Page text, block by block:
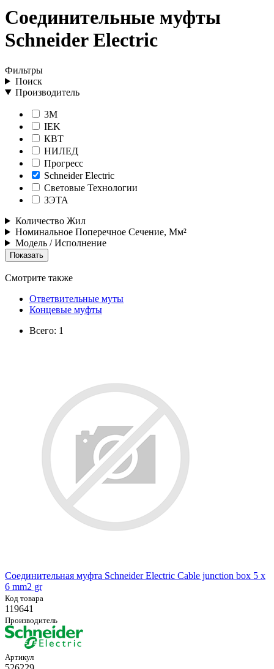
Соединительные муфты
Schneider Electric
Фильтры
Поиск
Производитель
3M
IEK
КВТ
НИЛЕД
Прогресс
Schneider Electric
Световые Технологии
ЗЭТА
Количество Жил
Номинальное Поперечное Сечение, Мм²
Модель / Исполнение
Смотрите также
Ответвительные муты
Концевые муфты
Всего: 1
Соединительная муфта Schneider Electric Cable junction box 5 x
6 mm2 gr
Код товара
119641
Производитель
Артикул